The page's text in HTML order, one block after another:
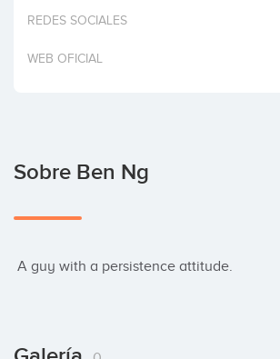
Invertir
REDES SOCIALES
WEB OFICIAL
Sobre Ben Ng
A guy with a persistence attitude.